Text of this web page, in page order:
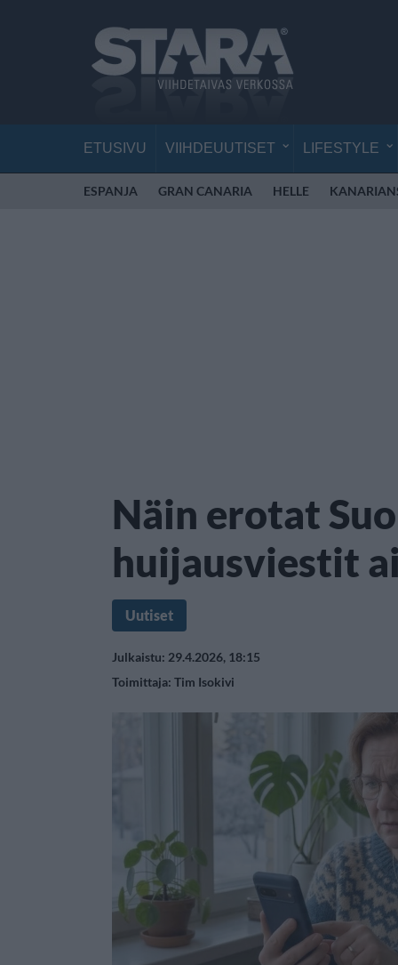
ETUSIVU VIIHDEUUTISET LIFESTYLE
ESPANJA GRAN CANARIA HELLE
Näin erotat
huijausviestit
Uutiset
Julkaistu: 29.4.2026, 18:15
Toimittaja: Tim Isokivi